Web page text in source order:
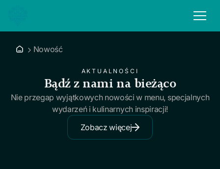
Nowość
AKTUALNOŚCI
Bądź z nami na bieżąco
Nie przegap wyjątkowych nowości w menu, specjalnych
wydarzeń i kulinarnych inspiracji!
Zobacz więcej